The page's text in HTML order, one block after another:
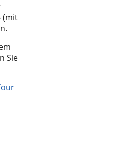
(mit
Sie